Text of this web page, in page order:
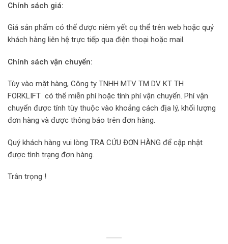
Chính sách giá:
Giá sản phẩm có thể được niêm yết cụ thể trên web hoặc quý
khách hàng liên hệ trực tiếp qua điện thoại hoặc mail.
Chính sách vận chuyển:
Tùy vào mặt hàng, Công ty TNHH MTV TM DV KT TH
FORKLIFT có thể miễn phí hoặc tính phí vận chuyển. Phí vận
chuyển được tính tùy thuộc vào khoảng cách địa lý, khối lượng
đơn hàng và được thông báo trên đơn hàng.
Quý khách hàng vui lòng TRA CỨU ĐƠN HÀNG để cập nhật
được tình trạng đơn hàng.
Trân trọng !